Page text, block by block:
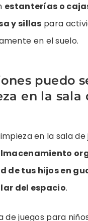
estanterías o
y sillas para
en el suelo.
puedo
en la sala
en la sala
de tus hijos en
del espacio.
de juegos para